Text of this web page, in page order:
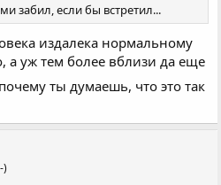
забил, если бы встретил...
издалека нормальному
а уж тем более вблизи да еще
ты думаешь, что это так
)